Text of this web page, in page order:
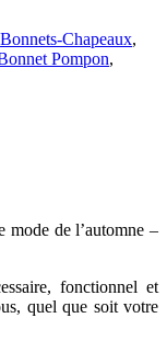
Bonnets-Chapeaux,
Pompon,
mode de l’automne –
fonctionnel et
quel que soit votre